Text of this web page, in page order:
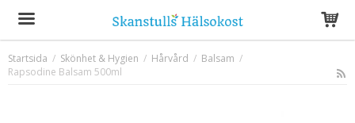
Produkten har blivit tillagd i varukorgen
Startsida / Skönhet & Hygien / Hårvård / Balsam /
Rapsodine Balsam 500ml